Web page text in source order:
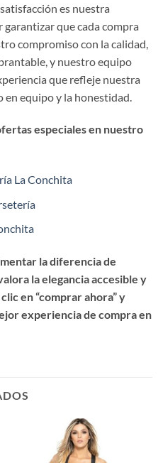
es nuestra
que cada compra
compromiso con la calidad,
y nuestro equipo
que refleje nuestra
equipo y la honestidad.
especiales en nuestro
La Conchita
la diferencia de
la elegancia accesible y
en “comprar ahora” y
experiencia de compra en